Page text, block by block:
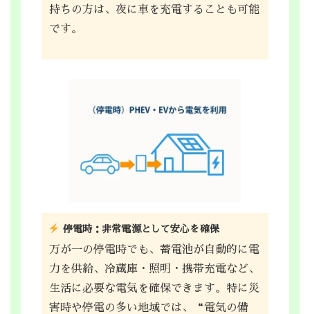
持ちの方は、夜に車を充電することも可能
です。
停電時：非常電源として安心を確保
万が一の停電時でも、蓄電池が自動的に電
力を供給、冷蔵庫・照明・携帯充電など、
生活に必要な電気を確保できます。特に災
害時や停電の多い地域では、“電気の備